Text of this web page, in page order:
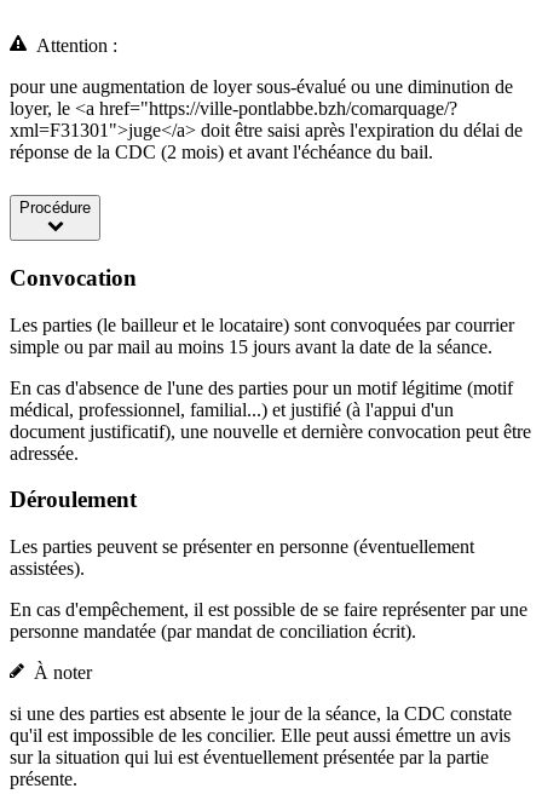
Attention :
pour une augmentation de loyer sous-évalué ou une diminution de
loyer, le <a href="https://ville-pontlabbe.bzh/comarquage/?
xml=F31301">juge</a> doit être saisi après l'expiration du délai de
réponse de la CDC (2 mois) et avant l'échéance du bail.
Procédure
Convocation
Les parties (le bailleur et le locataire) sont convoquées par courrier
simple ou par mail au moins 15 jours avant la date de la séance.
En cas d'absence de l'une des parties pour un motif légitime (motif
médical, professionnel, familial...) et justifié (à l'appui d'un
document justificatif), une nouvelle et dernière convocation peut être
adressée.
Déroulement
Les parties peuvent se présenter en personne (éventuellement
assistées).
En cas d'empêchement, il est possible de se faire représenter par une
personne mandatée (par mandat de conciliation écrit).
À noter
si une des parties est absente le jour de la séance, la CDC constate
qu'il est impossible de les concilier. Elle peut aussi émettre un avis
sur la situation qui lui est éventuellement présentée par la partie
présente.